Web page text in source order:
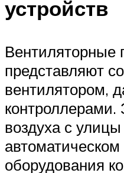
устройств
Вентиляторные
представляют
вентилятором,
контроллерами.
воздуха с
оборудования